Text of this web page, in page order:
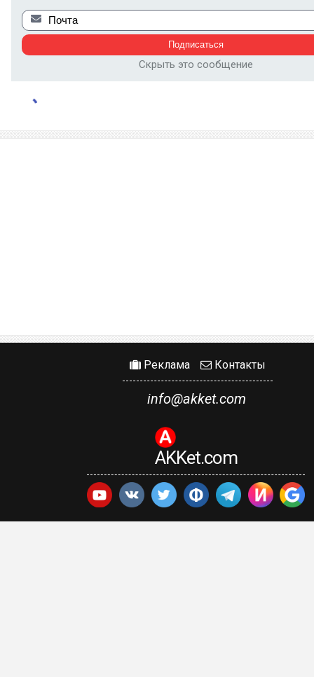
Скрыть это сообщение
Реклама Контакты
info@akket.com
AKKet.com